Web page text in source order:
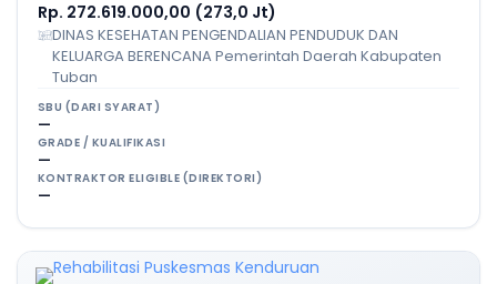
Rp. 272.619.000,00 (273,0 Jt)
DINAS KESEHATAN PENGENDALIAN PENDUDUK DAN
KELUARGA BERENCANA Pemerintah Daerah Kabupaten
Tuban
SBU (DARI SYARAT)
—
GRADE / KUALIFIKASI
—
KONTRAKTOR ELIGIBLE (DIREKTORI)
—